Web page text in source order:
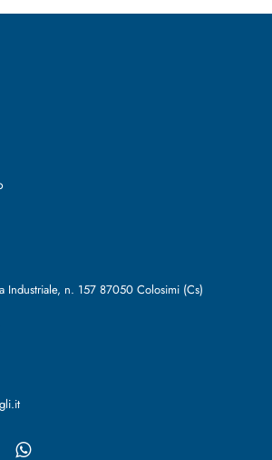
Industriale, n. 157 87050 Colosimi (Cs)